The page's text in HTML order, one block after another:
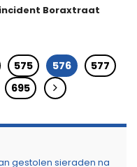
Boraxtraat
575 576
577
695
gestolen sieraden na